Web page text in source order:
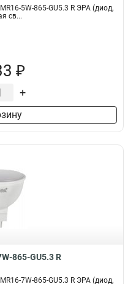
5W-865-GU5.3 R ЭРА (диод,
св...
₽
+
865-GU5.3 R
7W-865-GU5.3 R ЭРА (диод,